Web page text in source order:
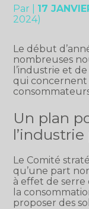
Par 17
2024)
Le début
nombreuses
l’industrie et
qui concernent
Un plan
Le Comité
qu’une part
à effet de serre
la
proposer des